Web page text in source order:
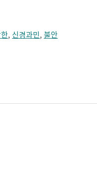
, 신경과민,불안